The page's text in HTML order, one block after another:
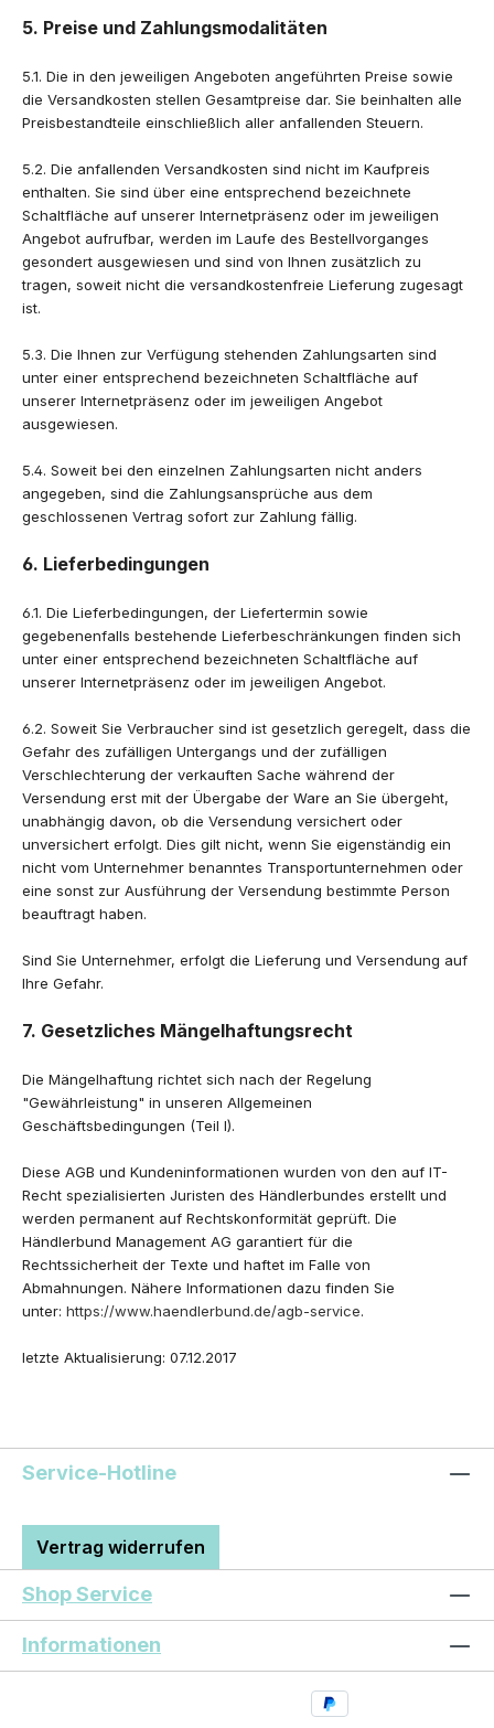
5. Preise und Zahlungsmodalitäten
5.1. Die in den jeweiligen Angeboten angeführten Preise sowie
die Versandkosten stellen Gesamtpreise dar. Sie beinhalten alle
Preisbestandteile einschließlich aller anfallenden Steuern.
5.2. Die anfallenden Versandkosten sind nicht im Kaufpreis
enthalten. Sie sind über eine entsprechend bezeichnete
Schaltfläche auf unserer Internetpräsenz oder im jeweiligen
Angebot aufrufbar, werden im Laufe des Bestellvorganges
gesondert ausgewiesen und sind von Ihnen zusätzlich zu
tragen, soweit nicht die versandkostenfreie Lieferung zugesagt
ist.
5.3. Die Ihnen zur Verfügung stehenden Zahlungsarten sind
unter einer entsprechend bezeichneten Schaltfläche auf
unserer Internetpräsenz oder im jeweiligen Angebot
ausgewiesen.
5.4. Soweit bei den einzelnen Zahlungsarten nicht anders
angegeben, sind die Zahlungsansprüche aus dem
geschlossenen Vertrag sofort zur Zahlung fällig.
6. Lieferbedingungen
6.1. Die Lieferbedingungen, der Liefertermin sowie
gegebenenfalls bestehende Lieferbeschränkungen finden sich
unter einer entsprechend bezeichneten Schaltfläche auf
unserer Internetpräsenz oder im jeweiligen Angebot.
6.2. Soweit Sie Verbraucher sind ist gesetzlich geregelt, dass die
Gefahr des zufälligen Untergangs und der zufälligen
Verschlechterung der verkauften Sache während der
Versendung erst mit der Übergabe der Ware an Sie übergeht,
unabhängig davon, ob die Versendung versichert oder
unversichert erfolgt. Dies gilt nicht, wenn Sie eigenständig ein
nicht vom Unternehmer benanntes Transportunternehmen oder
eine sonst zur Ausführung der Versendung bestimmte Person
beauftragt haben.
Sind Sie Unternehmer, erfolgt die Lieferung und Versendung auf
Ihre Gefahr.
7. Gesetzliches Mängelhaftungsrecht
Die Mängelhaftung richtet sich nach der Regelung
"Gewährleistung" in unseren Allgemeinen
Geschäftsbedingungen (Teil I).
Diese AGB und Kundeninformationen wurden von den auf IT-
Recht spezialisierten Juristen des Händlerbundes erstellt und
werden permanent auf Rechtskonformität geprüft. Die
Händlerbund Management AG garantiert für die
Rechtssicherheit der Texte und haftet im Falle von
Abmahnungen. Nähere Informationen dazu finden Sie
unter: https://www.haendlerbund.de/agb-service.
letzte Aktualisierung: 07.12.2017
Service-Hotline
Vertrag widerrufen
Shop Service
Informationen